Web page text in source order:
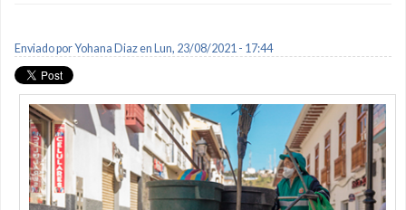
Enviado porYohana Diazen Lun, 23/08/2021 - 17:44